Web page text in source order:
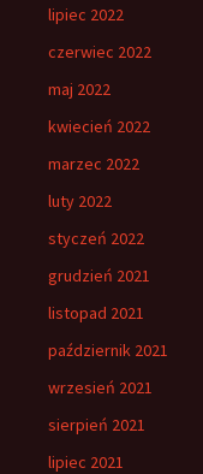
lipiec 2022
czerwiec 2022
maj 2022
kwiecień 2022
marzec 2022
luty 2022
styczeń 2022
grudzień 2021
listopad 2021
październik 2021
wrzesień 2021
sierpień 2021
lipiec 2021